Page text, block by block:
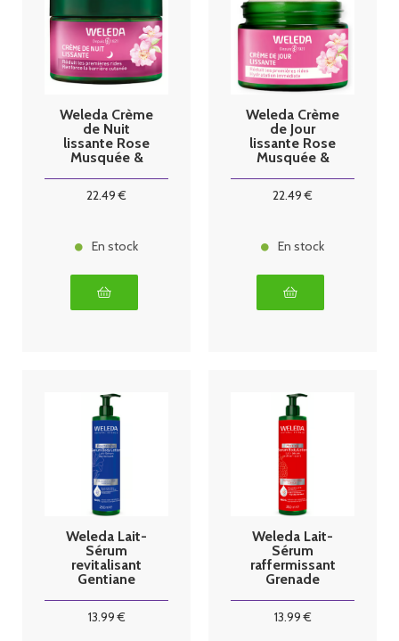
Weleda Crème
de Nuit
lissante Rose
Musquée &
22.49 €
En stock
Weleda Crème
de Jour
lissante Rose
Musquée &
22.49 €
En stock
Weleda Lait-
Sérum
revitalisant
Gentiane
13.99€
Weleda Lait-
Sérum
raffermissant
Grenade
13.99€